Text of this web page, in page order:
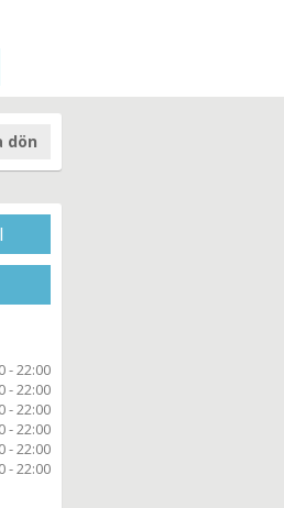
dön
- 22:00
- 22:00
- 22:00
- 22:00
- 22:00
- 22:00